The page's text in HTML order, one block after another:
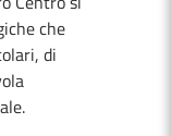
che
di